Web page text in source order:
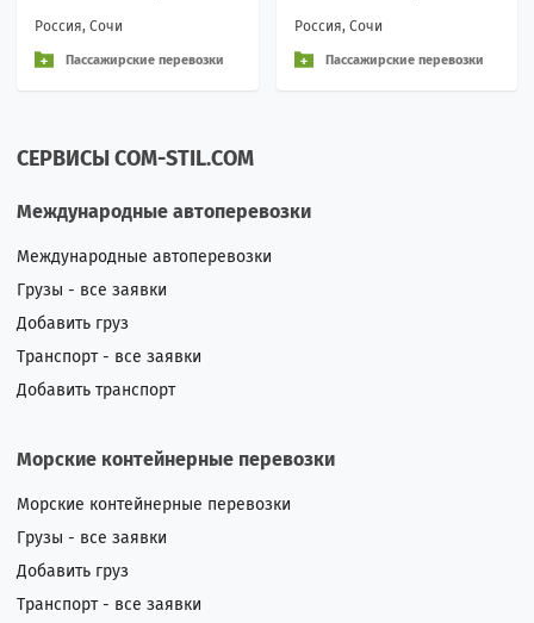
Вежливое обращение
и
Россия, Сочи
Пассажирские перевозки
Вежливое обращение
и
Россия, Сочи
Пассажирские перевозки
СЕРВИСЫ COM-STIL.COM
Международные автоперевозки
Международные автоперевозки
Грузы - все заявки
Добавить груз
Транспорт - все заявки
Добавить транспорт
Морские контейнерные перевозки
Морские контейнерные перевозки
Грузы - все заявки
Добавить груз
Транспорт - все заявки